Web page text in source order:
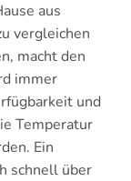
aus
vergleichen
macht den
immer
und
Temperatur
Ein
schnell über